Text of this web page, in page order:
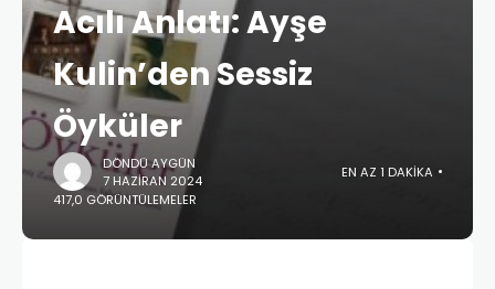
Acılı Anlatı: Ayşe
Kulin’den Sessiz
Öyküler
DÖNDÜ AYGÜN
7 HAZIRAN 2024
EN AZ 1 DAKIKA
417,0 GÖRÜNTÜLEMELER